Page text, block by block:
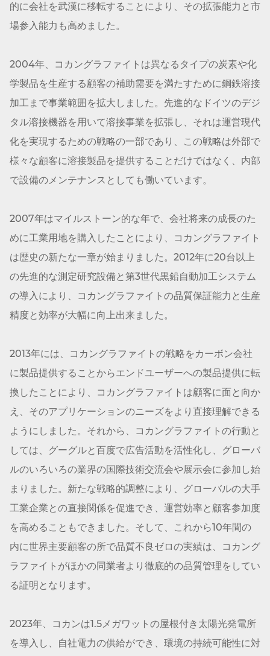
的に会社を武漢に移転することにより、その拡張能力と市
場参入能力も高めました。
2004年、コカングラファイト は異なるタイプの炭素や化
学製品を生産する顧客の補助需要を満たすために鋼鉄溶接
加工まで事業範囲を拡大しました。先進的なドイツのデジ
タル溶接機器を用いて溶接事業を拡張し、それは運営現代
化を実現するための戦略の一部であり、この戦略は外部で
様々な顧客に溶接製品を提供することだけではなく、内部
で設備のメンテナンスとしても働いています。
2007年はマイルストーン的な年で、会社将来の成長のた
めに工業用地を購入したことにより、コカングラファイト
は歴史の新たな一章が始まりました。2012年に20台以上
の先進的な測定研究設備と第3世代黒鉛自動加工システム
の導入により、コカングラファイト の品質保証能力と生産
精度と効率が大幅に向上出来ました。
2013年には、コカングラファイト の戦略をカーボン会社
に製品提供することからエンドユーザーへの製品提供に転
換したことにより、コカングラファイトは顧客に面と向か
え、そのアプリケーションのニーズをより直接理解できる
ようにしました。それから、コカングラファイト の行動と
しては、グーグルと百度で広告活動を活性化し、グローバ
ルのいろいろの業界の国際技術交流会や展示会に参加し始
まりました。新たな戦略的調整により、グローバルの大手
工業企業との直接関係を促進でき、運営効率と顧客参加度
を高めることもできました。そして、これから10年間の
内に世界主要顧客の所で品質不良ゼロの実績は、コカング
ラファイト がほかの同業者より徹底的の品質管理をしてい
る証明となります。
2023年、コカンは1.5メガワットの屋根付き太陽光発電所
を導入し、自社電力の供給ができ、環境の持続可能性に対